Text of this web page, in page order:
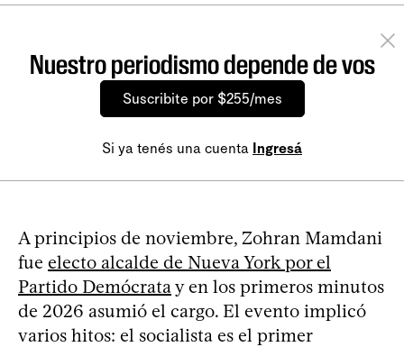
Nuestro periodismo depende de vos
Suscribite por $255/mes
Si ya tenés una cuenta Ingresá
A principios de noviembre, Zohran Mamdani
fue electo alcalde de Nueva York por el
Partido Demócratay en los primeros minutos
de 2026 asumió el cargo. El evento implicó
varios hitos: el socialista es el primer